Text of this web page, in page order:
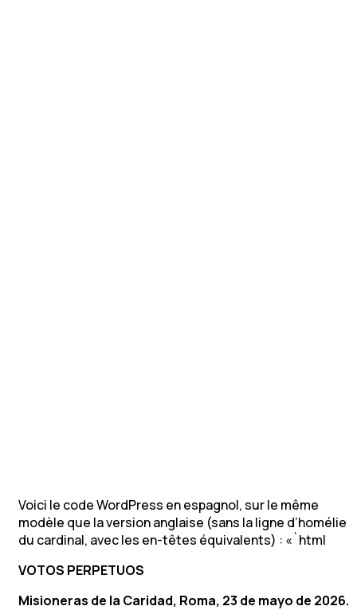
Voici le code WordPress en espagnol, sur le même
modèle que la version anglaise (sans la ligne d’homélie
du cardinal, avec les en-têtes équivalents) : «`html
VOTOS PERPETUOS
Misioneras de la Caridad, Roma, 23 de mayo de 2026.